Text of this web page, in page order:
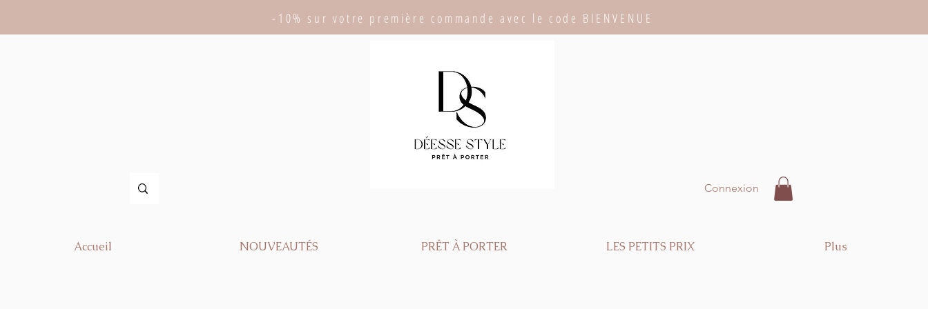
-10% sur votre première commande avec le code BIENVENUE
Connexion
Accueil NOUVEAUTÉS PRÊT À PORTER LES PETITS PRIX Plus